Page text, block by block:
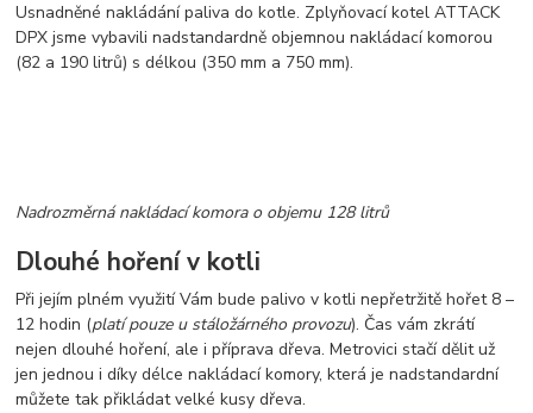
Usnadněné nakládání paliva do kotle. Zplyňovací kotel ATTACK
DPX jsme vybavili nadstandardně objemnou nakládací komorou
(82 a 190 litrů) s délkou (350 mm a 750 mm).
Nadrozměrná nakládací komora o objemu 128 litrů
Dlouhé hoření v kotli
Při jejím plném využití Vám bude palivo v kotli nepřetržitě hořet 8 –
12 hodin (platí pouze u stáložárného provozu). Čas vám zkrátí
nejen dlouhé hoření, ale i příprava dřeva. Metrovici stačí dělit už
jen jednou i díky délce nakládací komory, která je nadstandardní
můžete tak přikládat velké kusy dřeva.